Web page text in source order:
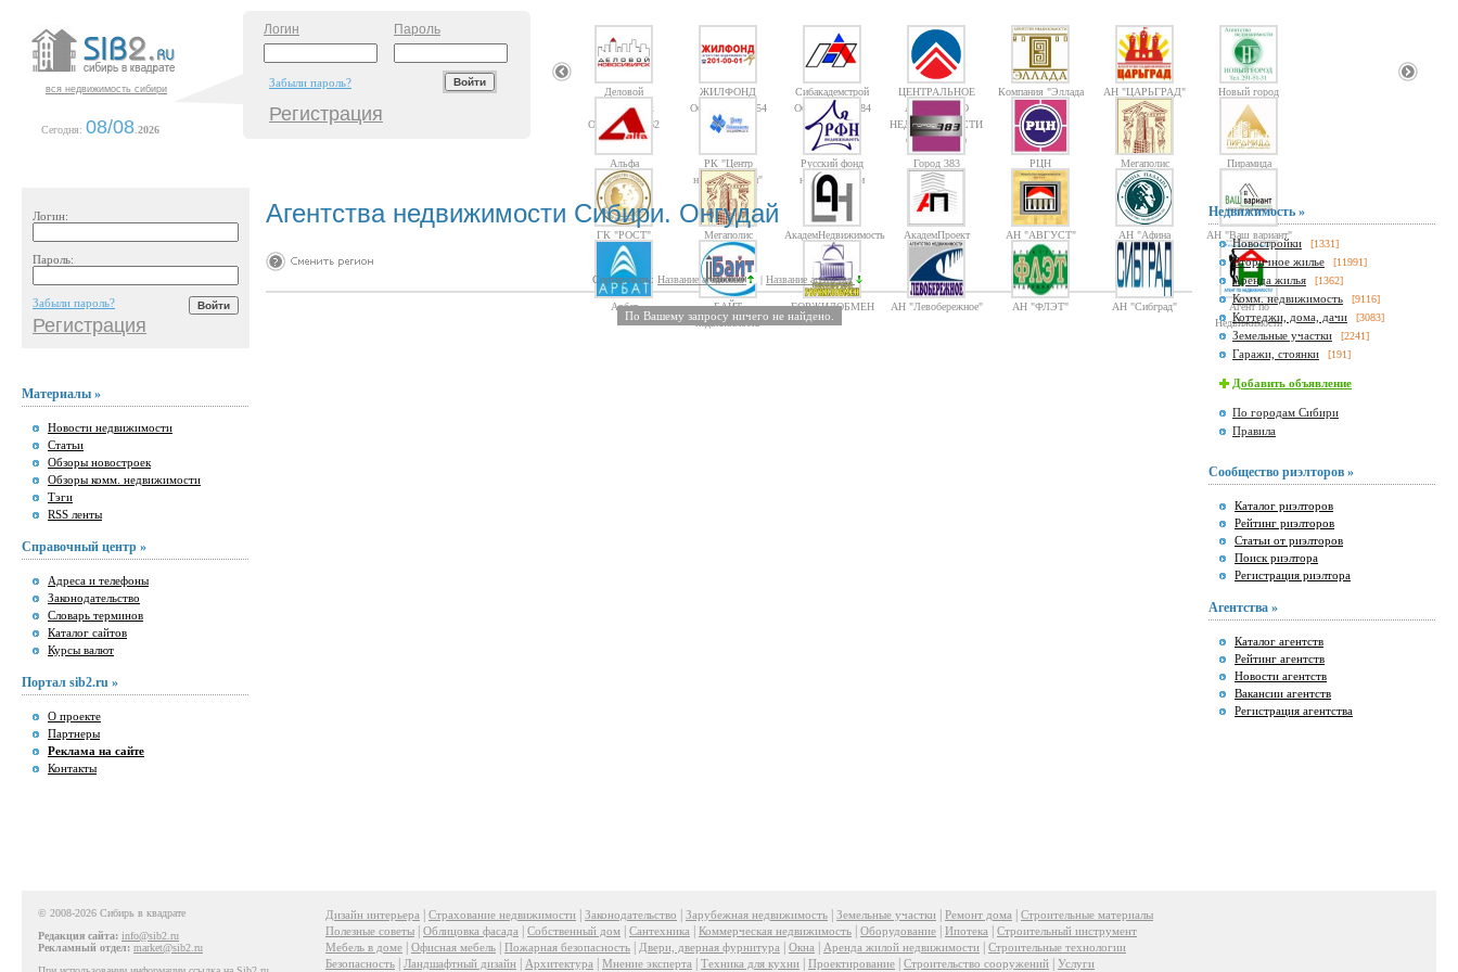
вся недвижимость сибири
Сегодня: 08/08 2026
Логин Пароль
Забыли пароль?
Регистрация
Деловой
Новосибирск
Объектов: 1362
ЖИЛФОНД
Объектов: 14754
Сибакадемстрой
Объектов: 10084
ЦЕНТРАЛЬНОЕ
АГЕНТСТВО
НЕДВИЖИМОСТИ
Объектов: 10
Компания "Эллада
2000"
АН "ЦАРЬГРАД" Новый город
Альфа
РК "Центр
недвижимости"
Русский фонд
недвижимости
Город 383 РЦН Мегаполис Пирамида
ГК "РОСТ" Мегаполис АкадемНедвижимость АкадемПроект АН "АВГУСТ"
АН "Афина
Паллада"
АН "Ваш вариант"
Арбат
БАЙТ
недвижимость
ГОРЖИЛОБМЕН АН "Левобережное" АН "ФЛЭТ" АН "Сибград"
Агент по
Недвижимости
Логин:
Пароль:
Забыли пароль?
Регистрация
Материалы »
Новости недвижимости
Статьи
Обзоры новостроек
Обзоры комм. недвижимости
Тэги
RSS ленты
Справочный центр »
Адреса и телефоны
Законодательство
Словарь терминов
Каталог сайтов
Курсы валют
Портал sib2.ru »
О проекте
Партнеры
Реклама на сайте
Контакты
Агентства недвижимости Сибири. Онгудай
Сортировать: Название агентства | Название агентства
По Вашему запросу ничего не найдено.
Недвижимость »
Новостройки [1331]
Вторичное жилье [11991]
Аренда жилья [1362]
Комм. недвижимость [9116]
Коттеджи, дома, дачи [3083]
Земельные участки [2241]
Гаражи, стоянки [191]
Добавить объявление
По городам Сибири
Правила
Сообщество риэлторов »
Каталог риэлторов
Рейтинг риэлторов
Статьи от риэлторов
Поиск риэлтора
Регистрация риэлтора
Агентства »
Каталог агентств
Рейтинг агентств
Новости агентств
Вакансии агентств
Регистрация агентства
© 2008-2026 Сибирь в квадрате
Редакция сайта: info@sib2.ru
Рекламный отдел: market@sib2.ru
Дизайн интерьера Страхование недвижимости Законодательство Зарубежная недвижимость Земельные участки Ремонт дома
Строительные материалы
Полезные советы
Облицовка фасада Собственный дом Сантехника Коммерческая недвижимость Оборудование Ипотека
Строительный инструмент
Мебель в доме
Офисная мебель Пожарная безопасность Двери, дверная фурнитура Окна Аренда жилой недвижимости
Строительные технологии
Безопасность
Ландшафтный дизайн Архитектура Мнение эксперта Техника для кухни Проектирование Строительство сооружений Услуги